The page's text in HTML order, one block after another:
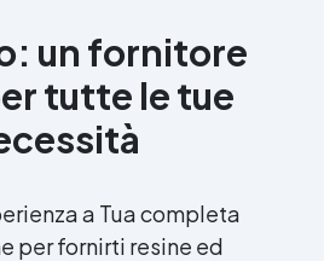
un fornitore
tutte le tue
a Tua completa
per fornirti resine ed